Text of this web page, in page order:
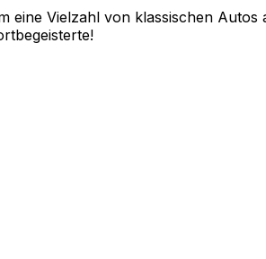
eine Vielzahl von klassischen